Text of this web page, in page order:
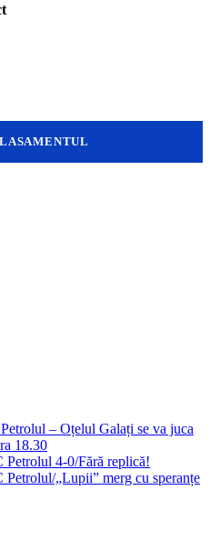
– Oțelul Galați se va juca
18.30
Petrolul 4-0/Fără replică!
„Lupii” merg cu speranțe